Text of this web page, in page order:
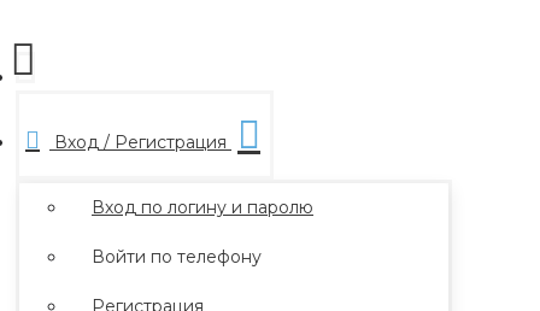
Вход / Регистрация
Вход по логину и паролю
Войти по телефону
Регистрация